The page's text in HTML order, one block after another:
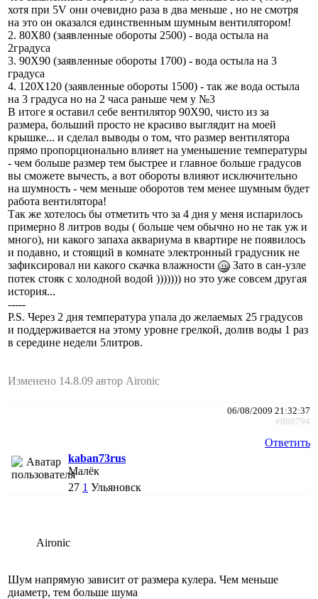
хотя при 5V они очевидно раза в два меньше , но не смотря
на это он оказался единственным шумным вентилятором!
2. 80Х80 (заявленные обороты 2500) - вода остыла на
2градуса
3. 90Х90 (заявленные обороты 1700) - вода остыла на 3
градуса
4. 120Х120 (заявленные обороты 1500) - так же вода остыла
на 3 градуса но на 2 часа раньше чем у №3
В итоге я оставил себе вентилятор 90Х90, чисто из за
размера, больший просто не красиво выглядит на моей
крышке... и сделал выводы о том, что размер вентилятора
прямо пропорционально влияет на уменьшение температуры
- чем больше размер тем быстрее и главное больше градусов
вы сможете вычесть, а вот обороты влияют исключительно
на шумность - чем меньше оборотов тем менее шумным будет
работа вентилятора!
Так же хотелось бы отметить что за 4 дня у меня испарилось
примерно 8 литров воды ( больше чем обычно но не так уж и
много), ни какого запаха аквариума в квартире не появилось
и подавно, и стоящий в комнате электронный градусник не
зафиксировал ни какого скачка влажности
Зато в сан-узле
потек стояк с холодной водой ))))))) но это уже совсем другая
история...
-----
P.S. Через 2 дня температура упала до желаемых 25 градусов
и поддерживается на этому уровне грелкой, долив воды 1 раз
в середине недели 5литров.
Изменено 14.8.09 автор Aironic
06/08/2009 21:32:37
#888794
Ответить
kaban73rus
Малёк
27 1 Ульяновск
Aironic
Шум напрямую зависит от размера кулера. Чем меньше
диаметр, тем больше шума